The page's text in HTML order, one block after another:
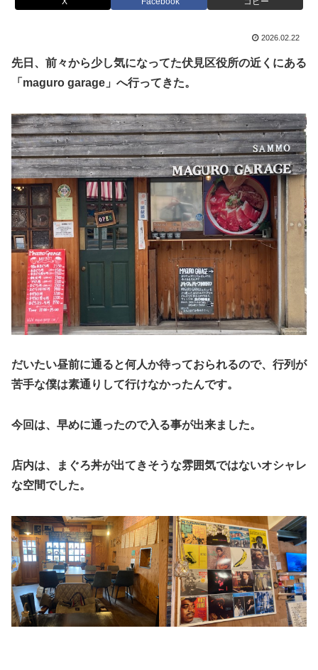
2026.02.22
先日、前々から少し気になってた伏見区役所の近くにある
「maguro garage」へ行ってきた。
だいたい昼前に通ると何人か待っておられるので、行列が
苦手な僕は素通りして行けなかったんです。
今回は、早めに通ったので入る事が出来ました。
店内は、まぐろ丼が出てきそうな雰囲気ではないオシャレ
な空間でした。